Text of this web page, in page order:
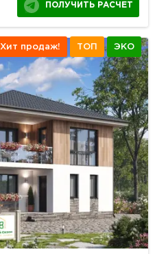
ПОЛУЧИТЬ РАСЧЕТ
Хит продаж! ТОП ЭКО